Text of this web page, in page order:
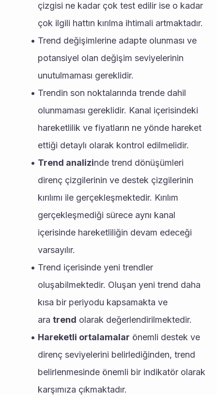
çizgisi ne kadar çok test edilir ise o kadar
çok ilgili hattın kırılma ihtimali artmaktadır.
Trend değişimlerine adapte olunması ve
potansiyel olan değişim seviyelerinin
unutulmaması gereklidir.
Trendin son noktalarında trende dahil
olunmaması gereklidir. Kanal içerisindeki
hareketlilik ve fiyatların ne yönde hareket
ettiği detaylı olarak kontrol edilmelidir.
Trend analizinde trend dönüşümleri
direnç çizgilerinin ve destek çizgilerinin
kırılımı ile gerçekleşmektedir. Kırılım
gerçekleşmediği sürece aynı kanal
içerisinde hareketliliğin devam edeceği
varsayılır.
Trend içerisinde yeni trendler
oluşabilmektedir. Oluşan yeni trend daha
kısa bir periyodu kapsamakta ve
ara trend olarak değerlendirilmektedir.
Hareketli ortalamalar önemli destek ve
direnç seviyelerini belirlediğinden, trend
belirlenmesinde önemli bir indikatör olarak
karşımıza çıkmaktadır.